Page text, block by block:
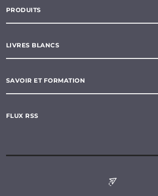
PRODUITS
LIVRES BLANCS
SAVOIR ET FORMATION
FLUX RSS